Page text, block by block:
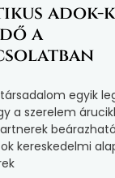
adok-
a
egyik
a szerelem
kereskedelmi